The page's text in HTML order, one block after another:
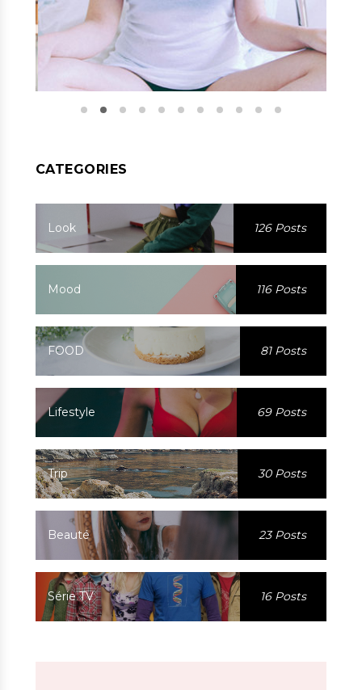
CATEGORIES
Look 126 Posts
Mood 116 Posts
FOOD 81 Posts
Lifestyle 69 Posts
Trip 30 Posts
Beauté 23 Posts
Série TV 16 Posts